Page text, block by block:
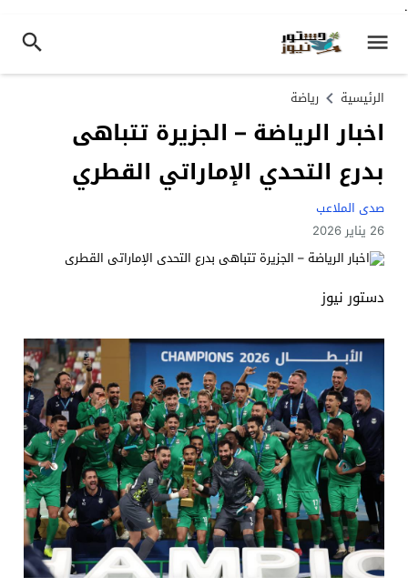
.
الرئيسية رياضة
اخبار الرياضة – الجزيرة تتباهى
بدرع التحدي الإماراتي القطري
صدى الملاعب
26 يناير 2026
دستور نيوز